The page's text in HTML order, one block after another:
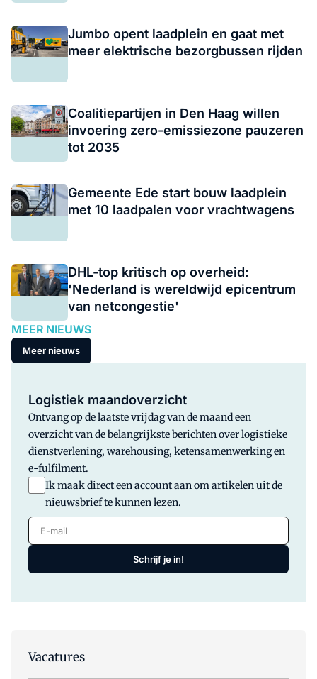
Jumbo opent laadplein en gaat met
meer elektrische bezorgbussen rijden
Coalitiepartijen in Den Haag willen
invoering zero-emissiezone pauzeren
tot 2035
Gemeente Ede start bouw laadplein
met 10 laadpalen voor vrachtwagens
DHL-top kritisch op overheid:
'Nederland is wereldwijd epicentrum
van netcongestie'
MEER NIEUWS
Meer nieuws
Logistiek maandoverzicht
Ontvang op de laatste vrijdag van de maand een
overzicht van de belangrijkste berichten over logistieke
dienstverlening, warehousing, ketensamenwerking en
e-fulfilment.
Ik maak direct een account aan om artikelen uit de
nieuwsbrief te kunnen lezen.
E-mail
Schrijf je in!
Vacatures